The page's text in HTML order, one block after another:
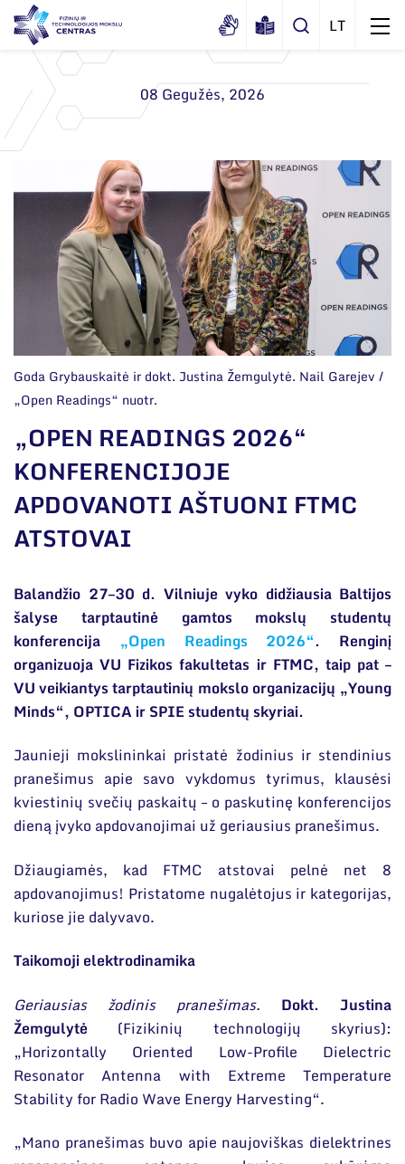
Apie mus
Dokumentai
Sertifikatai ir akreditavimo pažymėjimai
Viešieji pirkimai
Korupcijos prevencija
Duomenų apsauga
Darbuotojams
Nuorodos
Narystė nacionalinėse ir tarptautinėse
organizacijose bei asociacijose
Struktūra
Administracija
Administraciniai skyriai
Moksliniai skyriai
Mokslo taryba
Tarptautinė patarėjų taryba
Mokslininkai emeritai
Naujienos
Renginiai
Tinklalaidės
Leidiniai
Bendri rekvizitai
Administracija
Darbuotojų kontaktai
08 Gegužės, 2026
Goda Grybauskaitė ir dokt. Justina Žemgulytė. Nail Garejev /
„Open Readings“ nuotr.
„OPEN READINGS 2026“
KONFERENCIJOJE
APDOVANOTI AŠTUONI FTMC
ATSTOVAI
Balandžio 27–30 d. Vilniuje vyko didžiausia Baltijos
šalyse tarptautinė gamtos mokslų studentų
konferencija „Open Readings 2026“. Renginį
organizuoja VU Fizikos fakultetas ir FTMC, taip pat –
VU veikiantys tarptautinių mokslo organizacijų „Young
Minds“, OPTICA ir SPIE studentų skyriai.
Jaunieji mokslininkai pristatė žodinius ir stendinius
pranešimus apie savo vykdomus tyrimus, klausėsi
kviestinių svečių paskaitų – o paskutinę konferencijos
dieną įvyko apdovanojimai už geriausius pranešimus.
Džiaugiamės, kad FTMC atstovai pelnė net 8
apdovanojimus! Pristatome nugalėtojus ir kategorijas,
kuriose jie dalyvavo.
Taikomoji elektrodinamika
Geriausias žodinis pranešimas.
Dokt. Justina
Žemgulytė (Fizikinių technologijų skyrius):
„Horizontally Oriented Low-Profile Dielectric
Resonator Antenna with Extreme Temperature
Stability for Radio Wave Energy Harvesting“.
„Mano pranešimas buvo apie naujoviškas dielektrines